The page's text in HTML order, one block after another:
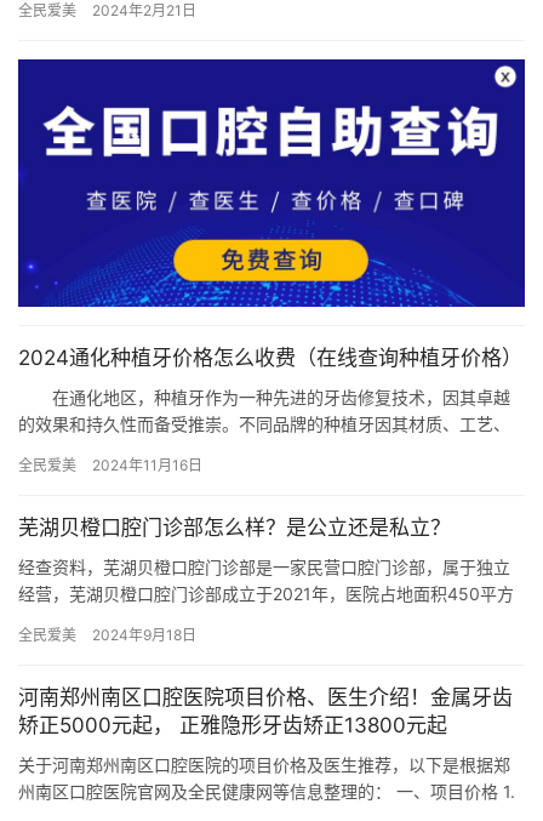
全民爱美 2024年2月21日
2024通化种植牙价格怎么收费（在线查询种植牙价格）
在通化地区，种植牙作为一种先进的牙齿修复技术，因其卓越
的效果和持久性而备受推崇。不同品牌的种植牙因其材质、工艺、
价格怎…
全民爱美 2024年11月16日
芜湖贝橙口腔门诊部怎么样？是公立还是私立？
经查资料，芜湖贝橙口腔门诊部是一家民营口腔门诊部，属于独立
经营，芜湖贝橙口腔门诊部成立于2021年，医院占地面积450平方
全民爱美 2024年9月18日
河南郑州南区口腔医院项目价格、医生介绍！金属牙齿
矫正5000元起， 正雅隐形牙齿矫正13800元起
关于河南郑州南区口腔医院的项目价格及医生推荐，以下是根据郑
州南区口腔医院官网及全民健康网等信息整理的： 一、项目价格 1.